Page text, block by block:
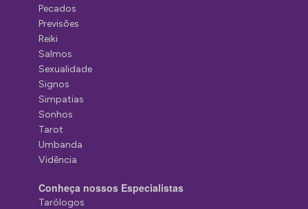
Pecados
Previsões
Reiki
Salmos
Sexualidade
Signos
Simpatias
Sonhos
Tarot
Umbanda
Vidência
Conheça nossos Especialistas
Tarólogos